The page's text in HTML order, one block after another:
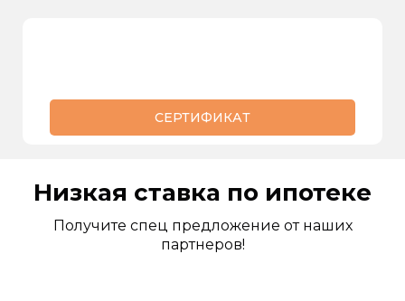
СЕРТИФИКАТ
Низкая ставка по ипотеке
Получите спец предложение от наших
партнеров!